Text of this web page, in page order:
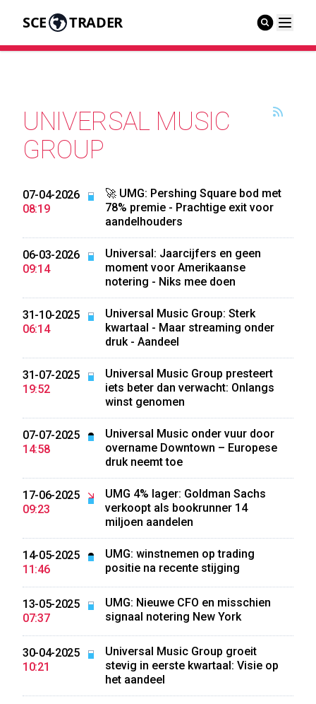
SCE TRADER
UNIVERSAL MUSIC
GROUP
07-04-2026
08:19
🚀 UMG: Pershing Square bod met
78% premie - Prachtige exit voor
aandelhouders
06-03-2026
09:14
Universal: Jaarcijfers en geen
moment voor Amerikaanse
notering - Niks mee doen
31-10-2025
06:14
Universal Music Group: Sterk
kwartaal - Maar streaming onder
druk - Aandeel
31-07-2025
19:52
Universal Music Group presteert
iets beter dan verwacht: Onlangs
winst genomen
07-07-2025
14:58
Universal Music onder vuur door
overname Downtown – Europese
druk neemt toe
17-06-2025
09:23
UMG 4% lager: Goldman Sachs
verkoopt als bookrunner 14
miljoen aandelen
14-05-2025
11:46
UMG: winstnemen op trading
positie na recente stijging
13-05-2025
07:37
UMG: Nieuwe CFO en misschien
signaal notering New York
30-04-2025
10:21
Universal Music Group groeit
stevig in eerste kwartaal: Visie op
het aandeel